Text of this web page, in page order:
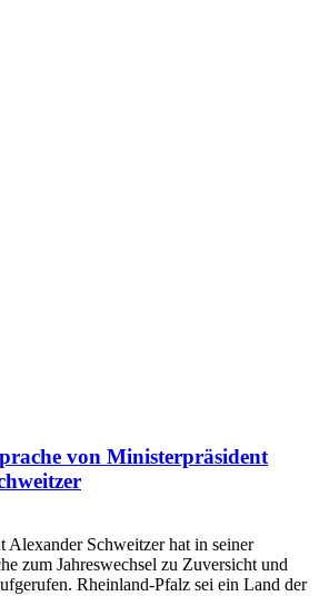
von Ministerpräsident
Alexander Schweitzer hat in seiner
zum Jahreswechsel zu Zuversicht und
Rheinland-Pfalz sei ein Land der